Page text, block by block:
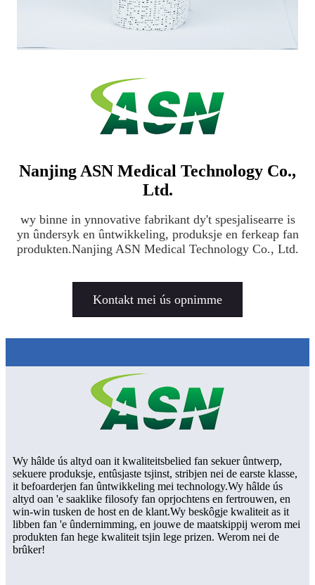
Nanjing ASN Medical Technology Co.,
Ltd.
wy binne in ynnovative fabrikant dy't spesjalisearre is
yn ûndersyk en ûntwikkeling, produksje en ferkeap fan
produkten.Nanjing ASN Medical Technology Co., Ltd.
Kontakt mei ús opnimme
Wy hâlde ús altyd oan it kwaliteitsbelied fan sekuer ûntwerp,
sekuere produksje, entûsjaste tsjinst, stribjen nei de earste klasse,
it befoarderjen fan ûntwikkeling mei technology.Wy hâlde ús
altyd oan 'e saaklike filosofy fan oprjochtens en fertrouwen, en
win-win tusken de host en de klant.Wy beskôgje kwaliteit as it
libben fan 'e ûndernimming, en jouwe de maatskippij werom mei
produkten fan hege kwaliteit tsjin lege prizen. Werom nei de
brûker!